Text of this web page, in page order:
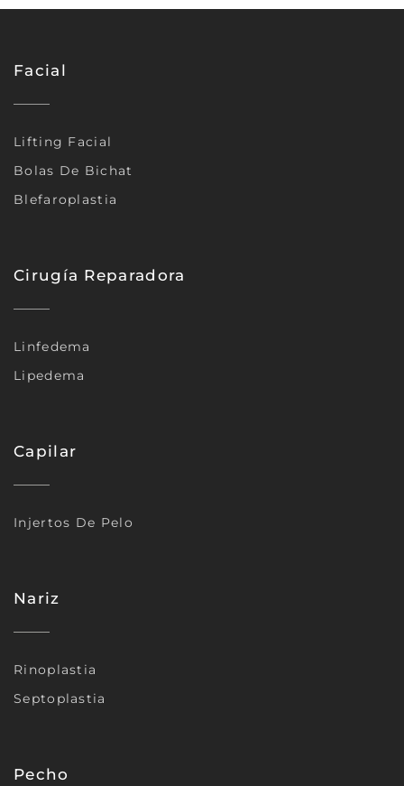
Facial
Lifting Facial
Bolas De Bichat
Blefaroplastia
Cirugía Reparadora
Linfedema
Lipedema
Capilar
Injertos De Pelo
Nariz
Rinoplastia
Septoplastia
Pecho